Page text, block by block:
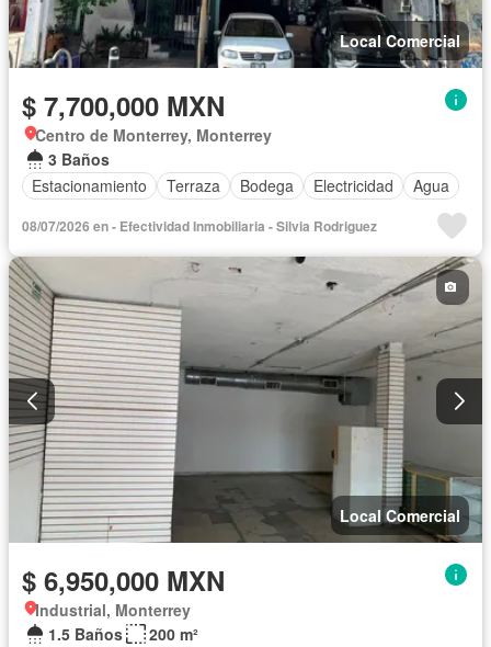
Local Comercial
$ 7,700,000 MXN
Centro de Monterrey, Monterrey
3 Baños
Estacionamiento
Terraza Bodega Electricidad Agua
08/07/2026 en - Efectividad Inmobiliaria - Silvia Rodriguez
Local Comercial
$ 6,950,000 MXN
Industrial, Monterrey
1.5 Baños
200 m²